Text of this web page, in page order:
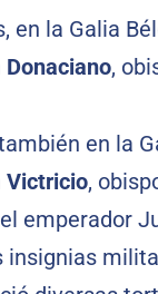
en la Galia
Donaciano,
en la
Victricio,
emperador
insignias